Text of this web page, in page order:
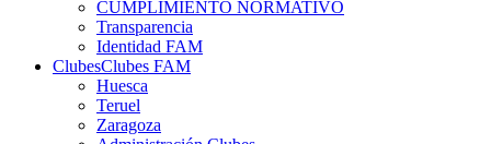
CUMPLIMIENTO NORMATIVO
Transparencia
Identidad FAM
ClubesClubes FAM
Huesca
Teruel
Zaragoza